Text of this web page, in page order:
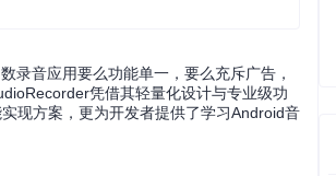
录音应用要么功能单一，要么充斥广告，
凭借其轻量化设计与专业级功
现方案，更为开发者提供了学习Android音